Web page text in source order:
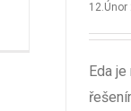
12.Únor
Eda